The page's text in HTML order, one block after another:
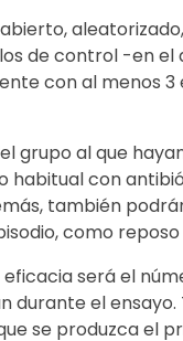
abierto,
de control -en el
con al menos 3
grupo al que
con
también
como
será el
durante el
se produzca el